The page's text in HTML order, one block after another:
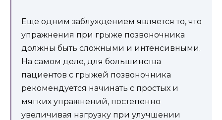
Еще одним заблуждением является то, что
упражнения при грыже позвоночника
должны быть сложными и интенсивными.
На самом деле, для большинства
пациентов с грыжей позвоночника
рекомендуется начинать с простых и
мягких упражнений, постепенно
увеличивая нагрузку при улучшении